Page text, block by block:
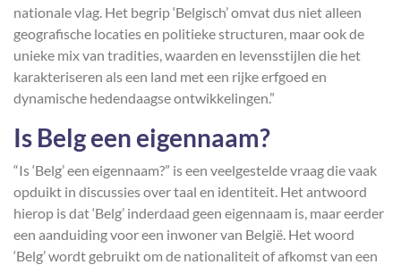
nationale vlag. Het begrip ‘Belgisch’ omvat dus niet alleen
geografische locaties en politieke structuren, maar ook de
unieke mix van tradities, waarden en levensstijlen die het
karakteriseren als een land met een rijke erfgoed en
dynamische hedendaagse ontwikkelingen.”
Is Belg een eigennaam?
“Is ‘Belg’ een eigennaam?” is een veelgestelde vraag die vaak
opduikt in discussies over taal en identiteit. Het antwoord
hierop is dat ‘Belg’ inderdaad geen eigennaam is, maar eerder
een aanduiding voor een inwoner van België. Het woord
‘Belg’ wordt gebruikt om de nationaliteit of afkomst van een